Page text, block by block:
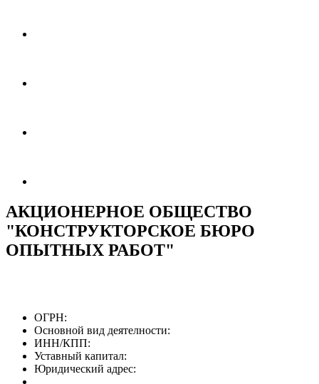
АКЦИОНЕРНОЕ ОБЩЕСТВО
"КОНСТРУКТОРСКОЕ БЮРО
ОПЫТНЫХ РАБОТ"
ОГРН:
Основной вид деятелности:
ИНН/КПП:
Уставный капитал:
Юридический адрес: